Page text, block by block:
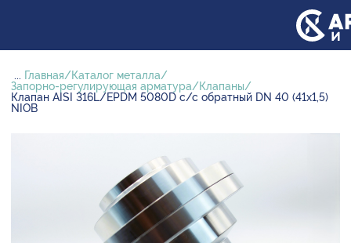
... Главная
Каталог металла
Запорно-регулирующая арматура
Клапаны
Клапан AISI 316L/EPDM 5080D с/с обратный DN 40 (41х1,5)
NIOB